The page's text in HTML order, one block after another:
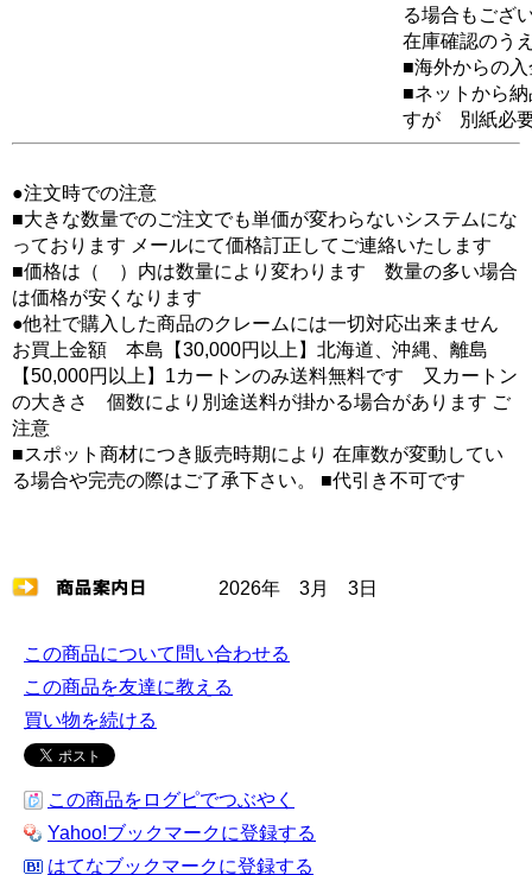
る場合もござ
在庫確認のう
■海外からの
■ネットから
すが 別紙必
●注文時での注意
■大きな数量でのご注文でも単価が変わらないシステムにな
っております メールにて価格訂正してご連絡いたします
■価格は（ ）内は数量により変わります 数量の多い場合
は価格が安くなります
●他社で購入した商品のクレームには一切対応出来ません
お買上金額 本島【30,000円以上】北海道、沖縄、離島
【50,000円以上】1カートンのみ送料無料です 又カートン
の大きさ 個数により別途送料が掛かる場合があります ご
注意
■スポット商材につき販売時期により 在庫数が変動してい
る場合や完売の際はご了承下さい。 ■代引き不可です
2026年 3月 3日
この商品について問い合わせる
この商品を友達に教える
買い物を続ける
この商品をログピでつぶやく
Yahoo!ブックマークに登録する
はてなブックマークに登録する